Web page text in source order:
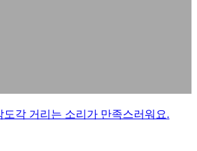
도각 거리는 소리가 만족스러워요.